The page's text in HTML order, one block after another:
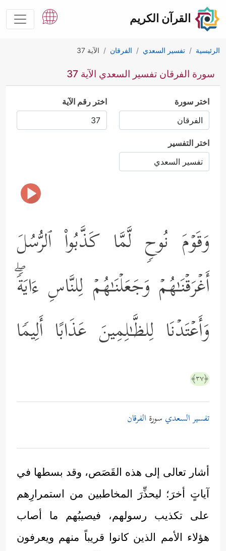
القرآن الكريم
الرئيسية تفسير السعدي الفرقان الآية 37
سورة الفرقان تفسير السعدي الآية 37
اختر سورة اختر رقم الآية
اختر التفسير
وَقَوۡمَ نُوحࣲ لَّمَّا كَذَّبُواْ ٱلرُّسُلَ
أَغۡرَقۡنَـٰهُمۡ وَجَعَلۡنَـٰهُمۡ لِلنَّاسِ ءَایَةࣰۖ
وَأَعۡتَدۡنَا لِلظَّـٰلِمِینَ عَذَابًا أَلِیمࣰا
﴿٣٧﴾
تفسير السعدي سورة الفرقان
أشار تعالى إلى هذه القَصَص، وقد بسطها في
آياتٍ أخرَ؛ ليحذِّرَ المخاطبين من استمرارِهم
على تكذيب رسولهم، فيصيبُهم ما أصاب
هؤلاء الأمم الذين كانوا قريباً منهم ويعرفون